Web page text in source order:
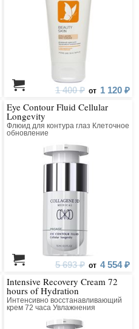
1 400 ₽ от 1 120 ₽
Eye Contour Fluid Cellular
Longevity
Флюид для контура глаз Клеточное
обновление
5 693 ₽ от 4 554 ₽
Intensive Recovery Cream 72
hours of Hydration
Интенсивно восстанавливающий
крем 72 часа Увлажнения